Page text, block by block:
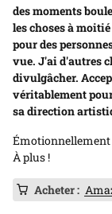
des moments
les choses à
pour des
vue. J'ai d'autres
divulgâcher.
véritablement
sa direction
Émotionnellement
À plus !
Acheter :